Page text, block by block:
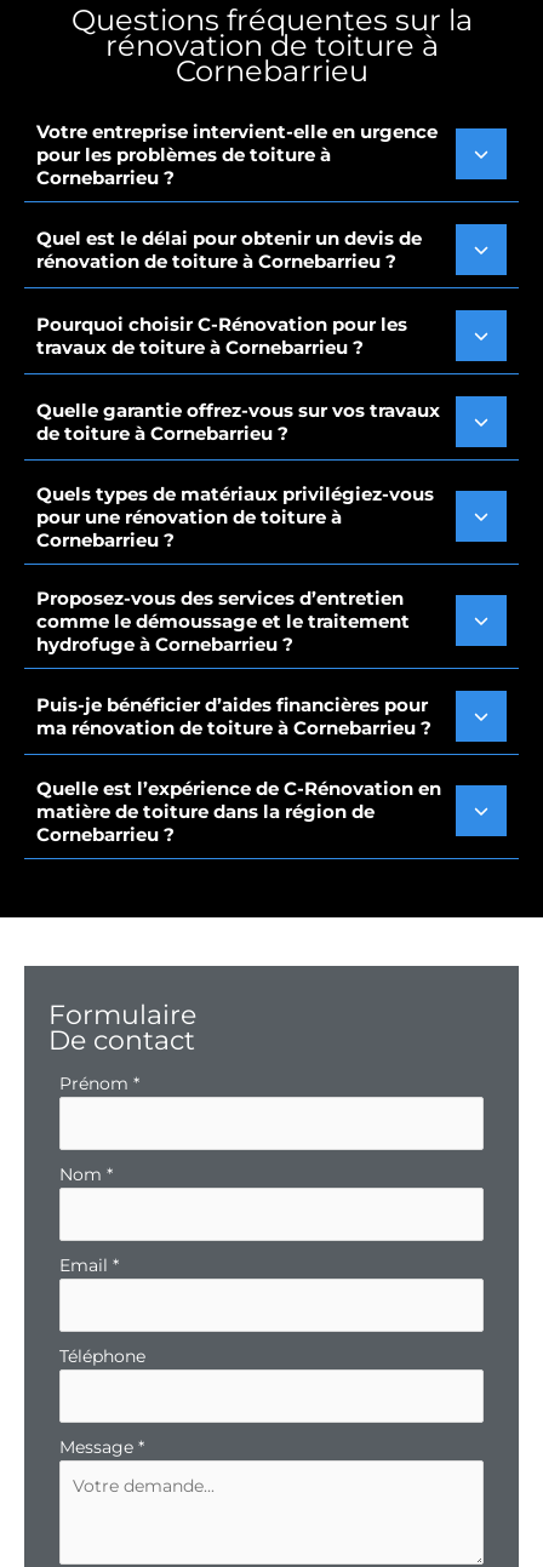
Questions fréquentes sur la
rénovation de toiture à
Cornebarrieu
Votre entreprise intervient-elle en urgence
pour les problèmes de toiture à
Cornebarrieu ?
Quel est le délai pour obtenir un devis de
rénovation de toiture à Cornebarrieu ?
Pourquoi choisir C-Rénovation pour les
travaux de toiture à Cornebarrieu ?
Quelle garantie offrez-vous sur vos travaux
de toiture à Cornebarrieu ?
Quels types de matériaux privilégiez-vous
pour une rénovation de toiture à
Cornebarrieu ?
Proposez-vous des services d’entretien
comme le démoussage et le traitement
hydrofuge à Cornebarrieu ?
Puis-je bénéficier d’aides financières pour
ma rénovation de toiture à Cornebarrieu ?
Quelle est l’expérience de C-Rénovation en
matière de toiture dans la région de
Cornebarrieu ?
Formulaire
De contact
Formulaire
Prénom *
Nom *
Email *
Téléphone
Message *